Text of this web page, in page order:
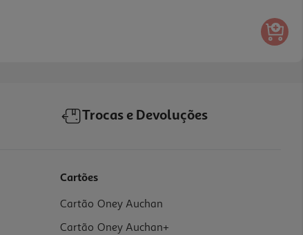
Trocas e Devoluções
Cartões
Cartão Oney Auchan
Cartão Oney Auchan+